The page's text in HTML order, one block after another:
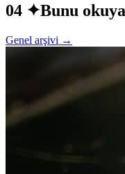
04 ✦Bunu
Genel arşivi →